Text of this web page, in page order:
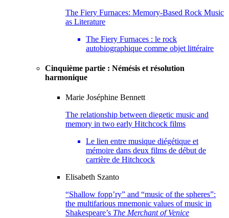
The Fiery Furnaces: Memory-Based Rock Music
as Literature
The Fiery Furnaces : le rock
autobiographique comme objet littéraire
Cinquième partie : Némésis et résolution
harmonique
Marie Joséphine Bennett
The relationship between diegetic music and
memory in two early Hitchcock films
Le lien entre musique diégétique et
mémoire dans deux films de début de
carrière de Hitchcock
Elisabeth Szanto
“Shallow fopp’ry” and “music of the spheres”:
the multifarious mnemonic values of music in
Shakespeare’s The Merchant of Venice